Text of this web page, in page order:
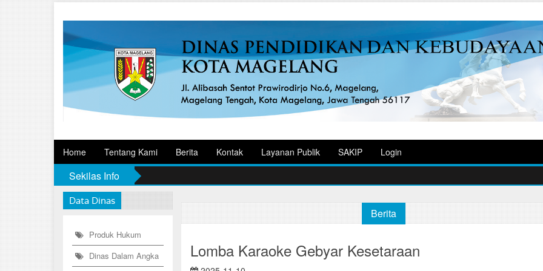
Home Tentang Kami Berita Kontak Layanan Publik SAKIP Login
Sekilas Info
Data Dinas
Produk Hukum
Dinas Dalam Angka
Berita
Lomba Karaoke Gebyar Kesetaraan